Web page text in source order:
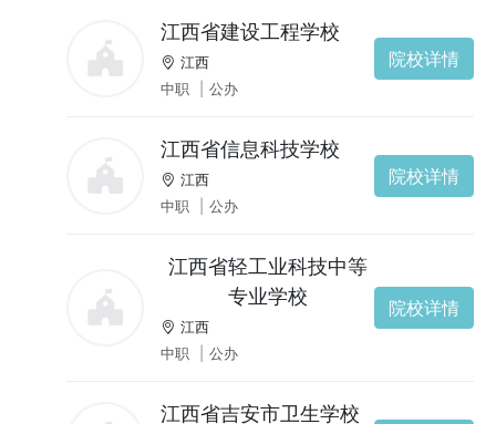
江西省建设工程学校
江西
中职
公办
院校详情
江西省信息科技学校
江西
中职
公办
院校详情
江西省轻工业科技中等
专业学校
江西
中职
公办
院校详情
江西省吉安市卫生学校